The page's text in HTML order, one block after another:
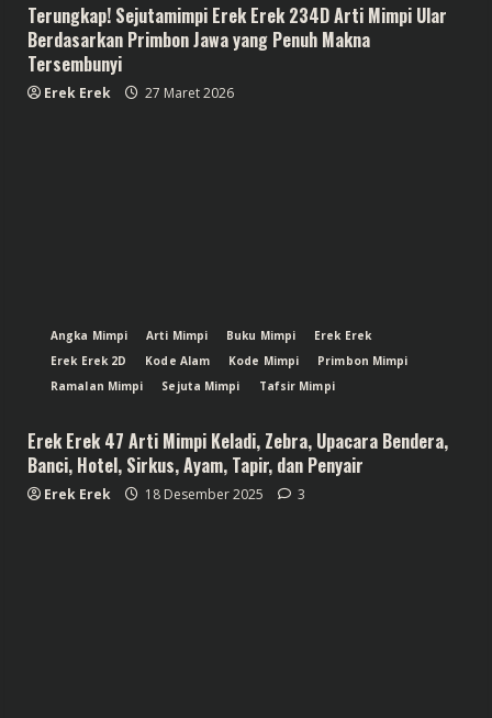
Terungkap! Sejutamimpi Erek Erek 234D Arti Mimpi Ular
Berdasarkan Primbon Jawa yang Penuh Makna
Tersembunyi
Erek Erek 27 Maret 2026
Angka Mimpi Arti Mimpi Buku Mimpi
Erek Erek
Erek Erek 2D
Kode Alam Kode Mimpi
Primbon Mimpi
Ramalan Mimpi
Sejuta Mimpi Tafsir Mimpi
Erek Erek 47 Arti Mimpi Keladi, Zebra, Upacara Bendera,
Banci, Hotel, Sirkus, Ayam, Tapir, dan Penyair
Erek Erek 18 Desember 2025 3